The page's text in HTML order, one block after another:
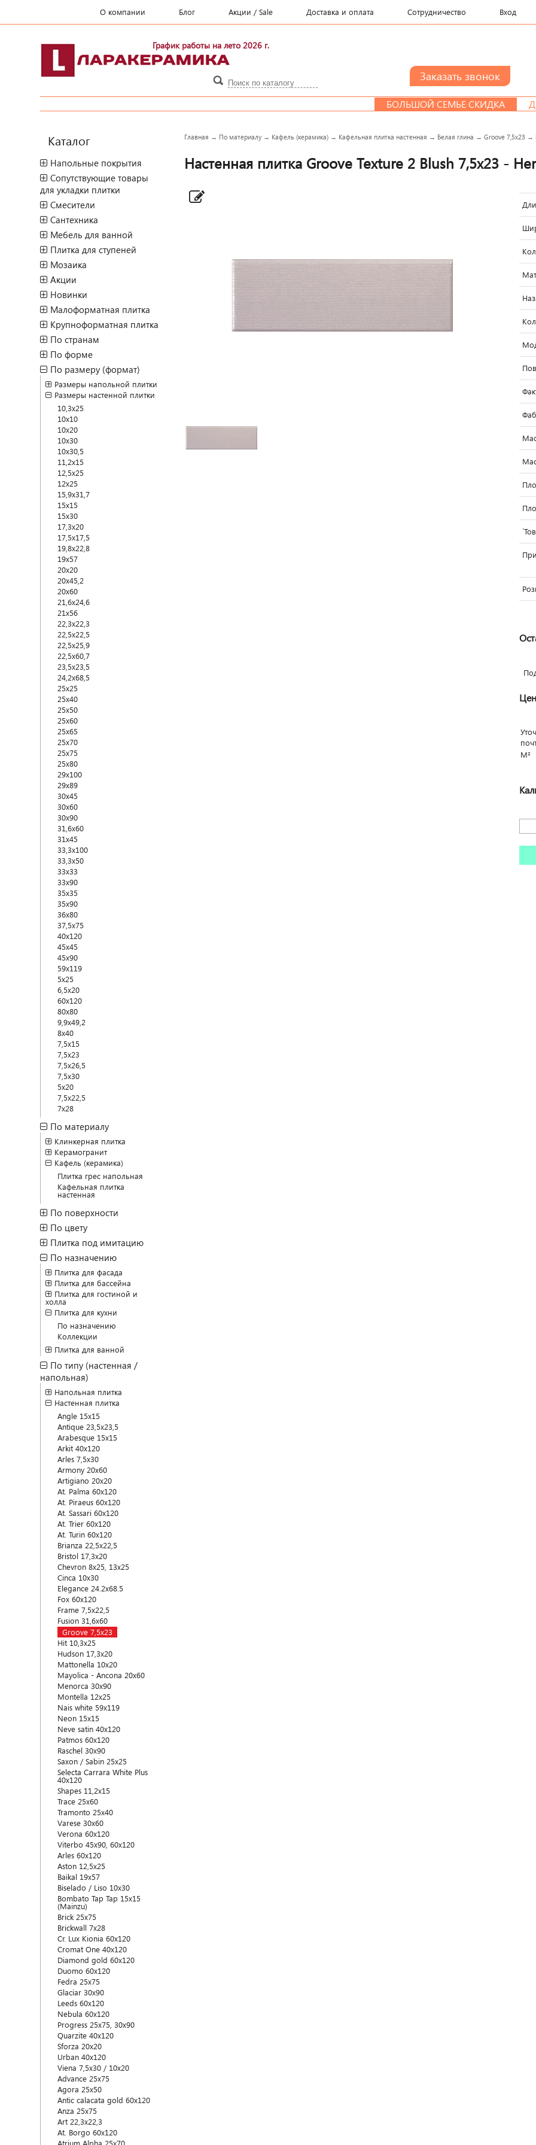
О компании Блог Акции / Sale Доставка и оплата Сотрудничество Вход
График работы на лето 2026 г.
БОЛЬШОЙ СЕМЬЕ СКИДКА ДИЗАЙН-
Каталог
Напольные покрытия
Сопутствующие товары
для укладки плитки
Смесители
Сантехника
Мебель для ванной
Плитка для ступеней
Мозаика
Акции
Новинки
Малоформатная плитка
Крупноформатная плитка
По странам
По форме
По размеру (формат)
Размеры напольной плитки
Размеры настенной плитки
10,3x25
10x10
10x20
10x30
10x30,5
11,2x15
12,5x25
12x25
15,9x31,7
15x15
15x30
17,3x20
17,5x17,5
19,8x22,8
19x57
20x20
20x45,2
20x60
21,6x24,6
21x56
22,3x22,3
22,5x22,5
22,5x25,9
22,5x60,7
23,5x23,5
24,2x68,5
25x25
25x40
25x50
25x60
25x65
25x70
25x75
25x80
29x100
29x89
30x45
30x60
30x90
31,6x60
31x45
33,3x100
33,3x50
33x33
33x90
35x35
35x90
36x80
37,5x75
40x120
45x45
45x90
59x119
5x25
6,5x20
60x120
80x80
9,9x49,2
8x40
7,5x15
7,5x23
7,5x26,5
7,5x30
5x20
7,5x22,5
7x28
По материалу
Клинкерная плитка
Керамогранит
Кафель (керамика)
Плитка грес напольная
Кафельная плитка
настенная
По поверхности
По цвету
Плитка под имитацию
По назначению
Плитка для фасада
Плитка для бассейна
Плитка для гостиной и
холла
Плитка для кухни
По назначению
Коллекции
Плитка для ванной
По типу (настенная /
напольная)
Напольная плитка
Настенная плитка
Angle 15x15
Antique 23,5x23,5
Arabesque 15x15
Arkit 40x120
Arles 7,5x30
Armony 20x60
Artigiano 20x20
At. Palma 60x120
At. Piraeus 60x120
At. Sassari 60x120
At. Trier 60x120
At. Turin 60x120
Brianza 22,5x22,5
Bristol 17,3x20
Chevron 8x25, 13x25
Cinca 10x30
Elegance 24.2x68.5
Fox 60x120
Frame 7,5x22,5
Fusion 31,6x60
Groove 7,5x23
Hit 10,3x25
Hudson 17,3x20
Mattonella 10x20
Mayolica - Ancona 20x60
Menorca 30x90
Montella 12x25
Nais white 59x119
Neon 15x15
Neve satin 40x120
Patmos 60x120
Raschel 30x90
Saxon / Sabin 25x25
Selecta Carrara White Plus
40x120
Shapes 11,2x15
Trace 25x60
Tramonto 25x40
Varese 30x60
Verona 60x120
Viterbo 45x90, 60x120
Arles 60x120
Aston 12,5x25
Baikal 19x57
Biselado / Liso 10x30
Bombato Tap Tap 15x15
(Mainzu)
Brick 25x75
Brickwall 7x28
Cr. Lux Kionia 60x120
Cromat One 40x120
Diamond gold 60x120
Duomo 60x120
Fedra 25x75
Glaciar 30x90
Leeds 60x120
Nebula 60x120
Progress 25x75, 30x90
Quarzite 40x120
Sforza 20x20
Urban 40x120
Viena 7,5x30 / 10x20
Advance 25x75
Agora 25x50
Antic calacata gold 60x120
Anza 25x75
Art 22,3x22,3
At. Borgo 60x120
Главная → По материалу → Кафель (керамика) → Кафельная плитка настенная → Белая глина →Groove 7,5x23 →
Настенная плитка Groove Texture 2 Blush 7,5x23 -
М²